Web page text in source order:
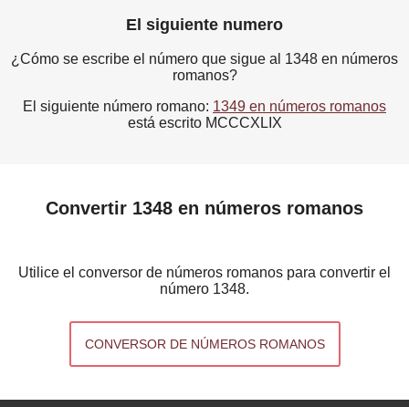
El siguiente numero
¿Cómo se escribe el número que sigue al 1348 en números
romanos?
El siguiente número romano: 1349 en números romanos
está escrito MCCCXLIX
Convertir 1348 en números romanos
Utilice el conversor de números romanos para convertir el
número 1348.
CONVERSOR DE NÚMEROS ROMANOS